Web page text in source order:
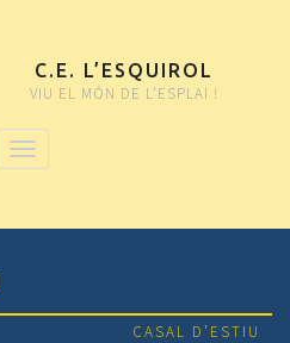
C.E. L’ESQUIROL
VIU EL MÓN DE L'ESPLAI !
CASAL D’ESTIU